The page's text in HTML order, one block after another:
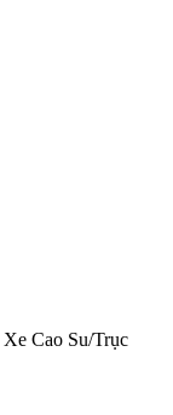
Cao Su/Trục